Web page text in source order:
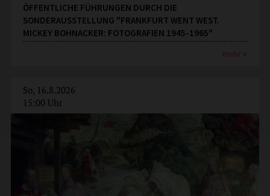
ÖFFENTLICHE FÜHRUNGEN DURCH DIE
SONDERAUSSTELLUNG "FRANKFURT WENT WEST.
MICKEY BOHNACKER: FOTOGRAFIEN 1945-1965"
mehr
So, 16.8.2026
15:00 Uhr